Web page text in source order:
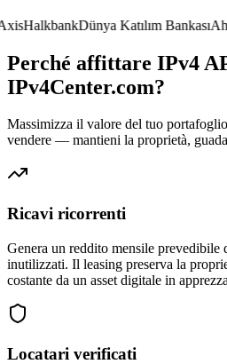
HalkbankDünya Katılım Bankası
Perché affittare IPv4
IPv4Center.com?
Massimizza il valore del tuo
vendere — mantieni la proprietà,
Ricavi ricorrenti
Genera un reddito mensile
inutilizzati. Il leasing preserva la
costante da un asset digitale in
Locatari verificati